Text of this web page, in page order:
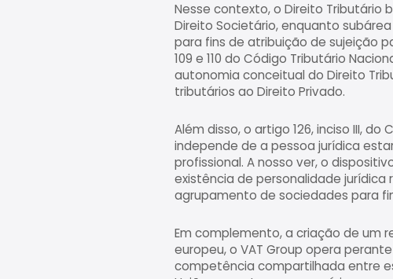
Nesse contexto, o Direito Tributário
Direito Societário, enquanto
para fins de atribuição de sujeição
109 e 110 do Código Tributário
autonomia conceitual do Direito
tributários ao Direito Privado.
Além disso, o artigo 126, inciso III,
independe de a pessoa jurídica
profissional. A nosso ver, o
existência de personalidade
agrupamento de sociedades para
Em complemento, a criação de um
europeu, o VAT Group opera
competência compartilhada entre